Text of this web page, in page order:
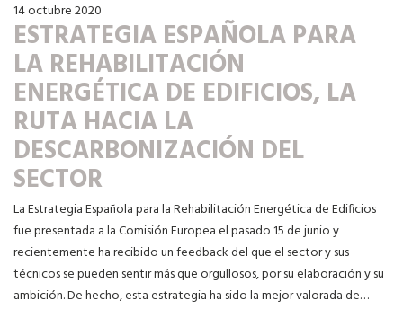
14 octubre 2020
ESTRATEGIA ESPAÑOLA PARA
LA REHABILITACIÓN
ENERGÉTICA DE EDIFICIOS, LA
RUTA HACIA LA
DESCARBONIZACIÓN DEL
SECTOR
La Estrategia Española para la Rehabilitación Energética de Edificios
fue presentada a la Comisión Europea el pasado 15 de junio y
recientemente ha recibido un feedback del que el sector y sus
técnicos se pueden sentir más que orgullosos, por su elaboración y su
ambición. De hecho, esta estrategia ha sido la mejor valorada de…